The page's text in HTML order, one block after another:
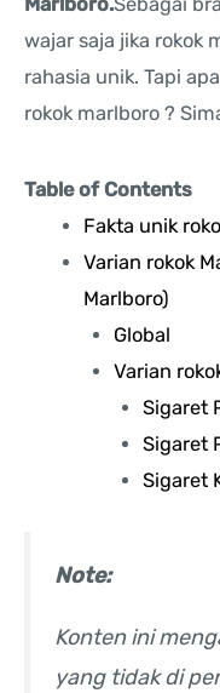
wajar saja jika rokok
rahasia unik. Tapi
rokok marlboro ?
Table of Contents
Fakta unik
Varian rokok
Marlboro)
Global
Varian
Sigaret
Sigaret
Sigaret
Note:
Konten ini
yang tidak di